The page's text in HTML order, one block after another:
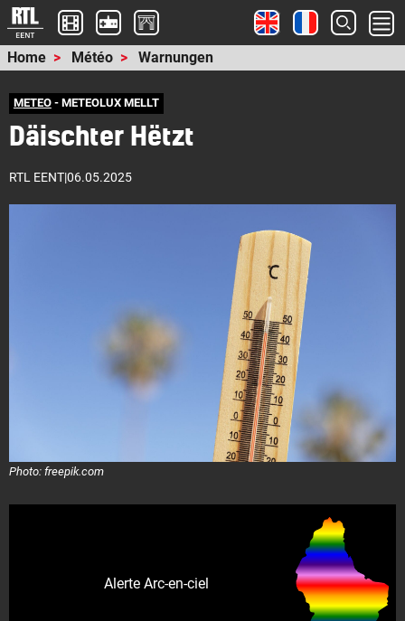
Home Météo Warnungen
METEO- METEOLUX MELLT
Däischter Hëtzt
RTL EENT|06.05.2025
Photo: freepik.com
Alerte Arc-en-ciel